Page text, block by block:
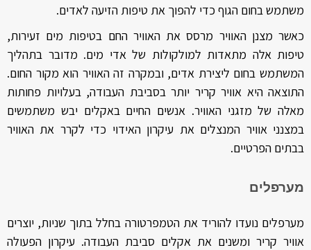
משתמש בחום הגוף כדי להפוך את טיפות הזיעה לאדים.
כאשר מצנן האוויר מרסס את האוויר החם בטיפות מים זעירות,
טיפות אלה מתאדות למולקולות של אדי מים. מדובר בתהליך
המשתמש בחום ליצירת אדים, ובמקרה זה האוויר הוא מקור החום.
התוצאה היא אוויר קריר יותר בסביבת העבודה, בעלויות פחותות
מאלה של מזגני האוויר. אנשים החיים באקלים יבש משתמשים
במצנני אוויר המנצלים את עיקרון האידוי כדי לקרר את האוויר
בבתים הפרטיים.
מערפלים
מערפלים נועדו להוריד את הטמפרטורה בחלל בתוך שניות, יוצרים
אוויר קריר ומשנים את אקלים סביבת העבודה. עיקרון הפעולה